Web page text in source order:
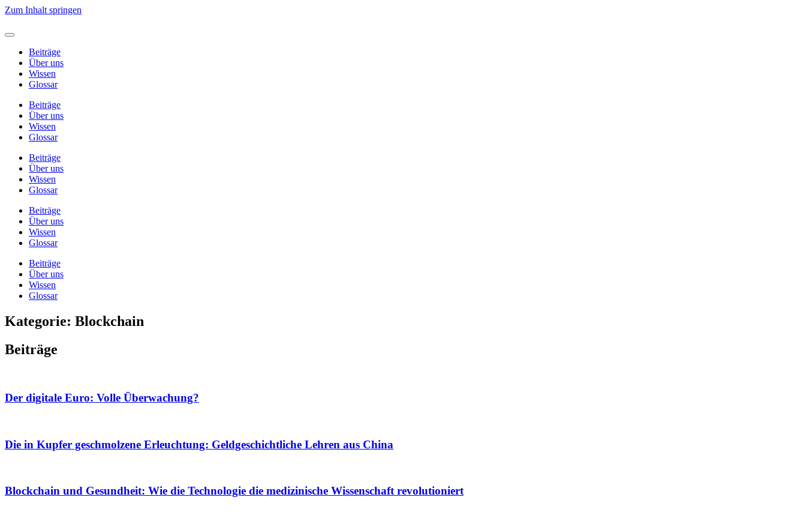
Zum Inhalt springen
Beiträge
Über uns
Wissen
Glossar
Beiträge
Über uns
Wissen
Glossar
Beiträge
Über uns
Wissen
Glossar
Beiträge
Über uns
Wissen
Glossar
Beiträge
Über uns
Wissen
Glossar
Kategorie: Blockchain
Beiträge
Der digitale Euro: Volle Überwachung?
Die in Kupfer geschmolzene Erleuchtung: Geldgeschichtliche Lehren aus China
Blockchain und Gesundheit: Wie die Technologie die medizinische Wissenschaft revolutioniert